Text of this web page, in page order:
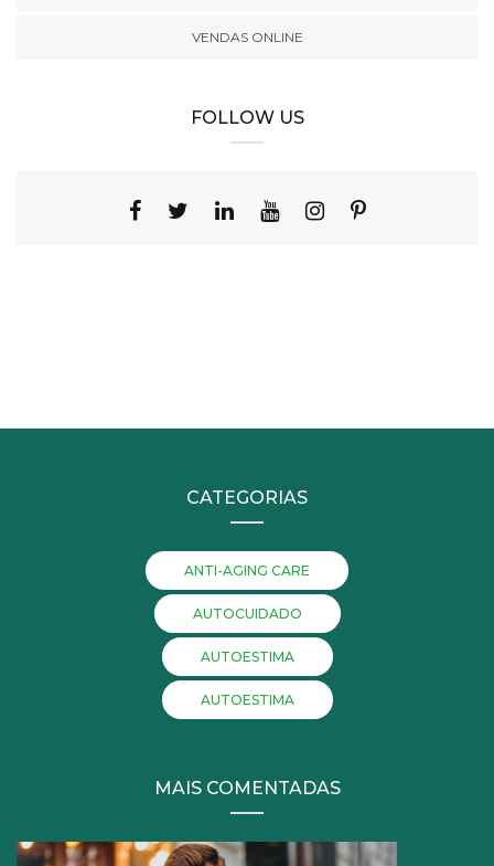
VENDAS ONLINE
FOLLOW US
CATEGORIAS
ANTI-AGING CARE
AUTOCUIDADO
AUTOESTIMA
AUTOESTIMA
MAIS COMENTADAS